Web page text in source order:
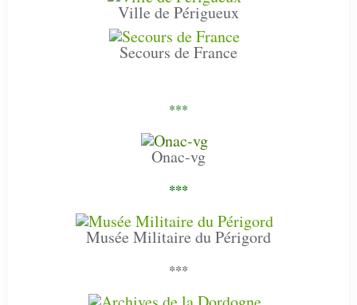
Ville de Périgueux
Secours de France
***
Onac-vg
***
Musée Militaire du Périgord
***